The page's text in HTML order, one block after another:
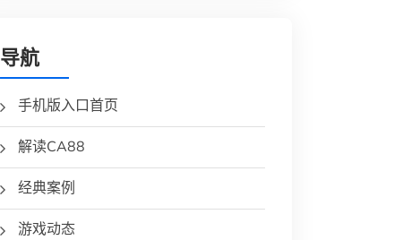
导航
手机版入口首页
解读CA88
经典案例
游戏动态